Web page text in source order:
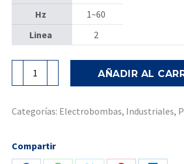
Hz
Linea
1~60
2
660M
cantidad
AÑADIR AL
Categorías: Electrobombas, Industriales,
Compartir